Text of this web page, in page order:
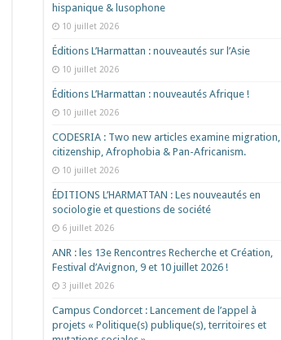
hispanique & lusophone
10 juillet 2026
Éditions L’Harmattan : nouveautés sur l’Asie
10 juillet 2026
Éditions L’Harmattan : nouveautés Afrique !​
10 juillet 2026
CODESRIA : Two new articles examine migration,
citizenship, Afrophobia & Pan-Africanism.
10 juillet 2026
ÉDITIONS L’HARMATTAN : Les nouveautés en
sociologie et questions de société
6 juillet 2026
ANR : les 13e Rencontres Recherche et Création,
Festival d’Avignon, 9 et 10 juillet 2026 !
3 juillet 2026
Campus Condorcet : Lancement de l’appel à
projets « Politique(s) publique(s), territoires et